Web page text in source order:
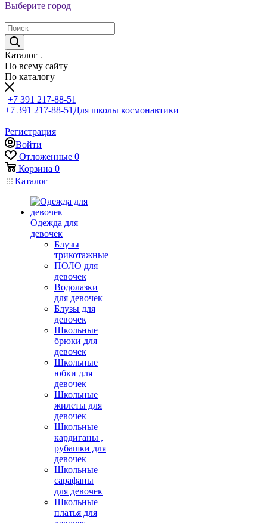
Выберите город
Каталог
По всему сайту
По каталогу
+7 391 217-88-51
+7 391 217-88-51 Для школы космонавтики
Регистрация
Войти
Отложенные 0
Корзина 0
Каталог
Одежда для
девочек
Блузы
трикотажные
ПОЛО для
девочек
Водолазки
для девочек
Блузы для
девочек
Школьные
брюки для
девочек
Школьные
юбки для
девочек
Школьные
жилеты для
девочек
Школьные
кардиганы ,
рубашки для
девочек
Школьные
сарафаны
для девочек
Школьные
платья для